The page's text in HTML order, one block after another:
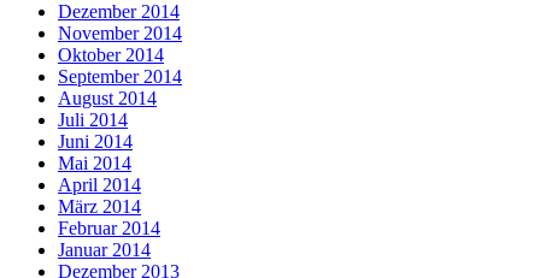
Dezember 2014
November 2014
Oktober 2014
September 2014
August 2014
Juli 2014
Juni 2014
Mai 2014
April 2014
März 2014
Februar 2014
Januar 2014
Dezember 2013